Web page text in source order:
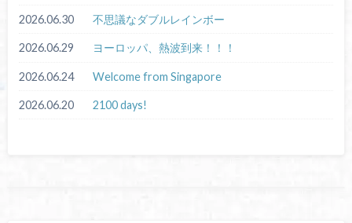
2026.06.30 不思議なダブルレインボー
2026.06.29 ヨーロッパ、熱波到来！！！
2026.06.24 Welcome from Singapore
2026.06.20 2100 days!